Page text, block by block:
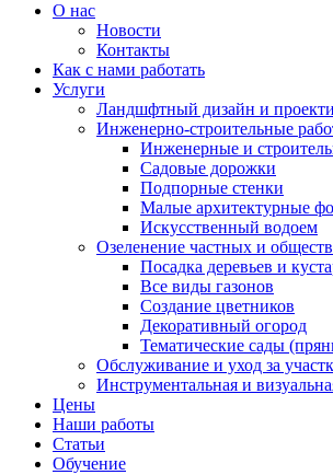
О нас
Новости
Контакты
Как с нами работать
Услуги
Ландшфтный дизайн и
Инженерно-строительные
Инженерные и
Садовые дорожки
Подпорные стенки
Малые архитектурные
Искусственный водоем
Озеленение частных и
Посадка деревьев и
Все виды газонов
Создание цветников
Декоративный огород
Тематические сады
Обслуживание и уход за
Инструментальная и
Цены
Наши работы
Статьи
Обучение